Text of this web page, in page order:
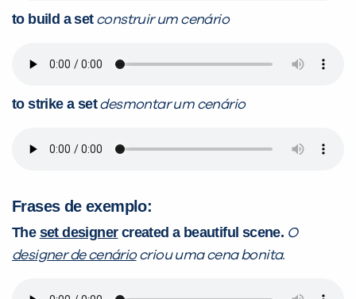
to build a set construir um cenário
to strike a set desmontar um cenário
Frases de exemplo:
The set designercreated a beautiful scene. O
designer de cenáriocriou uma cena bonita.